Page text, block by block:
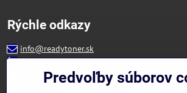
Rýchle odkazy
info@readytoner.sk
+421 944 322 536 (PO-PIA: 09:00- 15:00)
FacebookPredvoľby súborov